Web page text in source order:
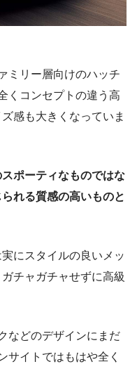
ミリー層向けのハッチ
くコンセプトの違う高
感も大きくなっていま
ポーティなものではな
れる質感の高いものと
にスタイルの良いメッ
チャガチャせずに高級
などのデザインにまだ
サイトではもはや全く